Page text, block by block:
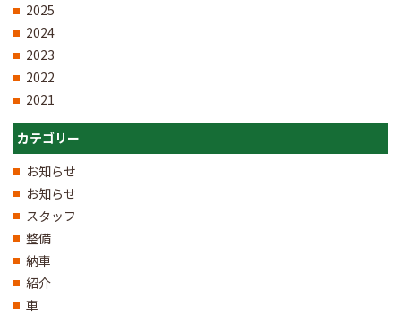
2025
2024
2023
2022
2021
カテゴリー
お知らせ
お知らせ
スタッフ
整備
納車
紹介
車